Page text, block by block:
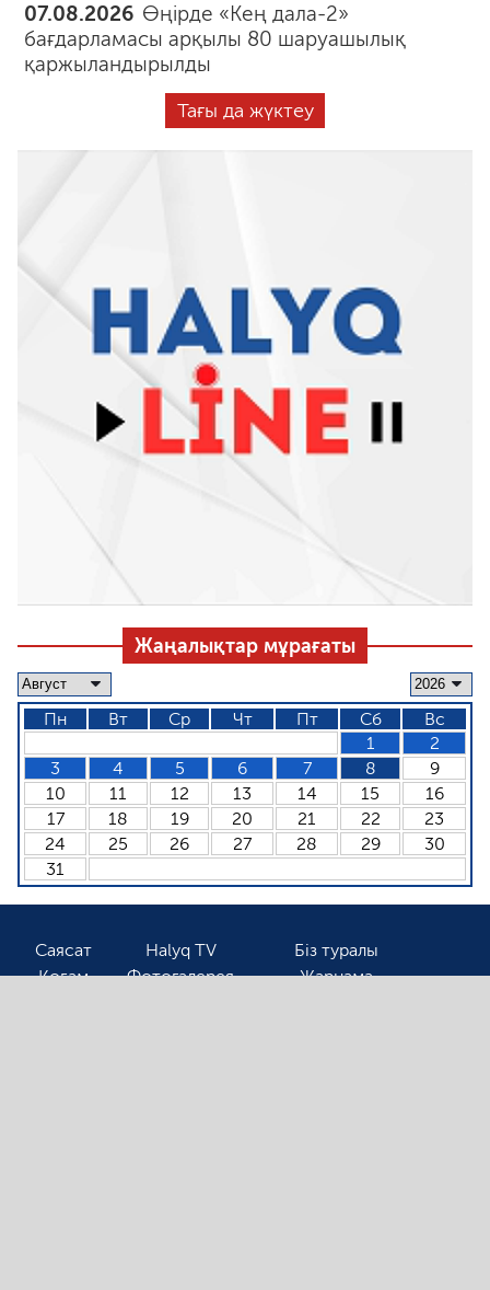
07.08.2026 Өңірде «Кең дала-2»
бағдарламасы арқылы 80 шаруашылық
қаржыландырылды
Тағы да жүктеу
Жаңалықтар мұрағаты
Пн Вт Ср Чт Пт Сб
Вс
1
2
3
4 5 6 7 8
9
10
11 12 13 14 15
16
17
18 19 20 21 22
23
24
25 26 27 28 29
30
31
Саясат
Қоғам
Halyq TV
Фотогалерея
Біз туралы
Жарнама